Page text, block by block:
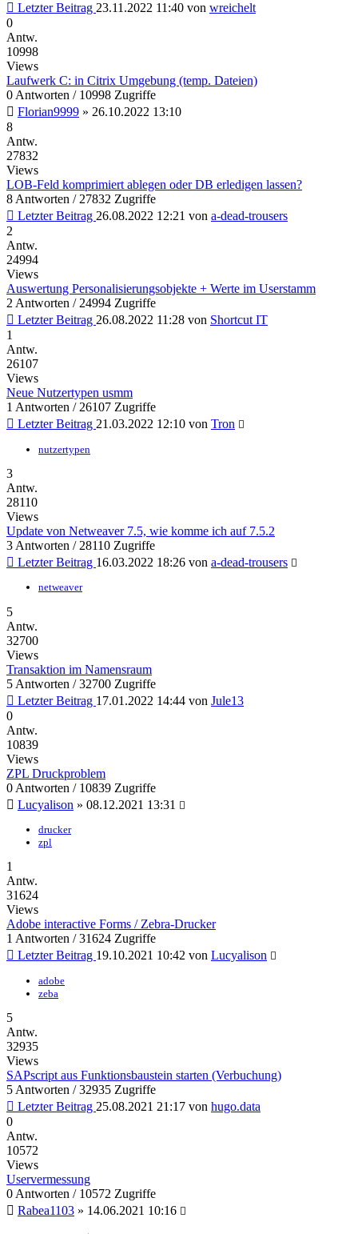
Letzter Beitrag 23.11.2022 11:40 von wreichelt
0
Antw.
10998
Views
Laufwerk C: in Citrix Umgebung (temp. Dateien)
0 Antworten / 10998 Zugriffe
Florian9999 » 26.10.2022 13:10
8
Antw.
27832
Views
LOB-Feld komprimiert ablegen oder DB erledigen lassen?
8 Antworten / 27832 Zugriffe
Letzter Beitrag 26.08.2022 12:21 von a-dead-trousers
2
Antw.
24994
Views
Auswertung Personalisierungsobjekte + Werte im Userstamm
2 Antworten / 24994 Zugriffe
Letzter Beitrag 26.08.2022 11:28 von Shortcut IT
1
Antw.
26107
Views
Neue Nutzertypen usmm
1 Antworten / 26107 Zugriffe
Letzter Beitrag 21.03.2022 12:10 von Tron
nutzertypen
3
Antw.
28110
Views
Update von Netweaver 7.5, wie komme ich auf 7.5.2
3 Antworten / 28110 Zugriffe
Letzter Beitrag 16.03.2022 18:26 von a-dead-trousers
netweaver
5
Antw.
32700
Views
Transaktion im Namensraum
5 Antworten / 32700 Zugriffe
Letzter Beitrag 17.01.2022 14:44 von Jule13
0
Antw.
10839
Views
ZPL Druckproblem
0 Antworten / 10839 Zugriffe
Lucyalison » 08.12.2021 13:31
drucker
zpl
1
Antw.
31624
Views
Adobe interactive Forms / Zebra-Drucker
1 Antworten / 31624 Zugriffe
Letzter Beitrag 19.10.2021 10:42 von Lucyalison
adobe
zeba
5
Antw.
32935
Views
SAPscript aus Funktionsbaustein starten (Verbuchung)
5 Antworten / 32935 Zugriffe
Letzter Beitrag 25.08.2021 21:17 von hugo.data
0
Antw.
10572
Views
Uservermessung
0 Antworten / 10572 Zugriffe
Rabea1103 » 14.06.2021 10:16